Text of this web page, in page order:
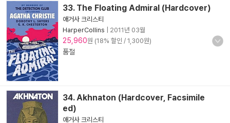
33. The Floating Admiral (Hardcover)
애거사 크리스티
HarperCollins
2011년 03월
25,960원 (18% 할인 / 1,300원)
품절
34. Akhnaton (Hardcover, Facsimile
ed)
애거사 크리스티